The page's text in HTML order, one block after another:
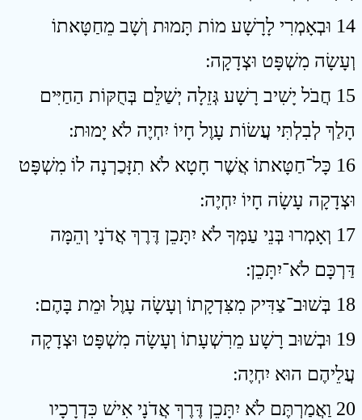
14 וּבְאָמְרִי לָרָשָׁע מוֹת תָּמוּת וְשָׁב מֵחַטָּאתוֹ
וְעָשָׂה מִשְׁפָּט וּצְדָקָה ׃
15 חֲבֹל יָשִׁיב רָשָׁע גְּזֵלָה יְשַׁלֵּם בְּחֻקּוֹת הַחַיִּים
הָלַךְ לְבִלְתִּי עֲשׂוֹת עָוֶל חָיוֹ יִחְיֶה לֹא יָמוּת ׃
16 כָּל־חַטָּאתוֹ אֲשֶׁר חָטָא לֹא תִזָּכַרְנָה לוֹ מִשְׁפָּט
וּצְדָקָה עָשָׂה חָיוֹ יִחְיֶה ׃
17 וְאָמְרוּ בְּנֵי עַמְּךָ לֹא יִתָּכֵן דֶּרֶךְ אֲדֹנָי וְהֵמָּה
דַּרְכָּם לֹא־יִתָּכֵן ׃
18 בְּשׁוּב־צַדִּיק מִצִּדְקָתוֹ וְעָשָׂה עָוֶל וּמֵת בָּהֶם ׃
19 וּבְשׁוּב רָשָׁע מֵרִשְׁעָתוֹ וְעָשָׂה מִשְׁפָּט וּצְדָקָה
עֲלֵיהֶם הוּא יִחְיֶה ׃
20 וַאֲמַרְתֶּם לֹא יִתָּכֵן דֶּרֶךְ אֲדֹנָי אִישׁ כִּדְרָכָיו